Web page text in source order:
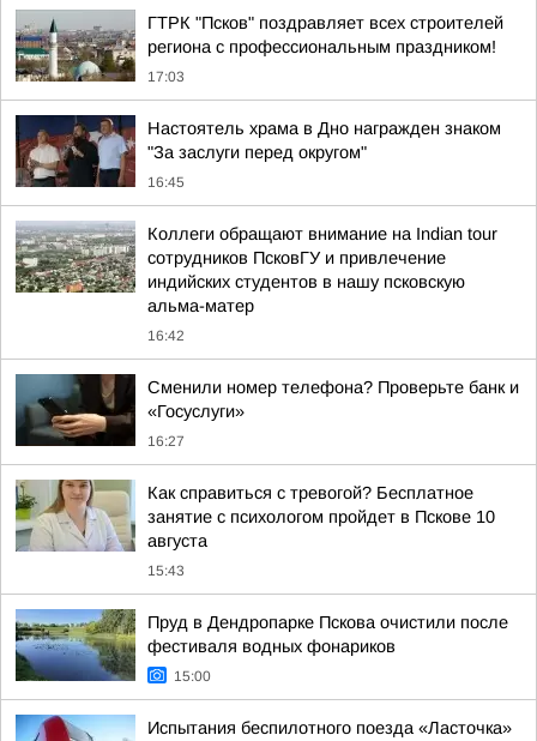
ГТРК "Псков" поздравляет всех строителей
региона с профессиональным праздником!
17:03
Настоятель храма в Дно награжден знаком
"За заслуги перед округом"
16:45
Коллеги обращают внимание на Indian tour
сотрудников ПсковГУ и привлечение
индийских студентов в нашу псковскую
альма-матер
16:42
Сменили номер телефона? Проверьте банк и
«Госуслуги»
16:27
Как справиться с тревогой? Бесплатное
занятие с психологом пройдет в Пскове 10
августа
15:43
Пруд в Дендропарке Пскова очистили после
фестиваля водных фонариков
15:00
Испытания беспилотного поезда «Ласточка»